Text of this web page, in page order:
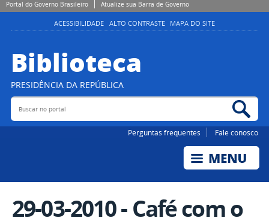
Portal do Governo Brasileiro Atualize sua Barra de Governo
ACESSIBILIDADE ALTO CONTRASTE MAPA DO SITE
Biblioteca
PRESIDÊNCIA DA REPÚBLICA
Buscar no portal
Perguntas frequentes Fale conosco
29-03-2010 - Café com o